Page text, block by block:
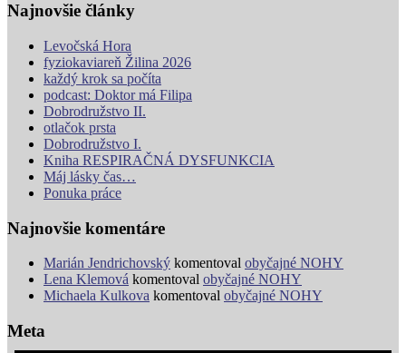
Najnovšie články
Levočská Hora
fyziokaviareň Žilina 2026
každý krok sa počíta
podcast: Doktor má Filipa
Dobrodružstvo II.
otlačok prsta
Dobrodružstvo I.
Kniha RESPIRAČNÁ DYSFUNKCIA
Máj lásky čas…
Ponuka práce
Najnovšie komentáre
Marián Jendrichovský komentoval obyčajné NOHY
Lena Klemová komentoval obyčajné NOHY
Michaela Kulkova komentoval obyčajné NOHY
Meta